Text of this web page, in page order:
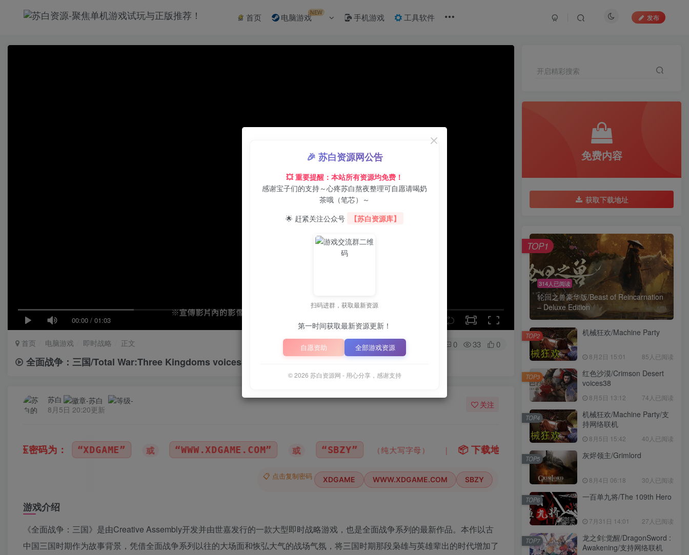
首页 电脑游戏NEW 手机游戏 工具软件 发布
00:00 / 01:03
首页 电脑游戏 即时战略 正文 0 33 0
全面战争：三国/Total War:Three Kingdoms voices38
苏白
8月5日 20:20更新
关注
“WWW.XDGAME.COM” 或 “SBZY” （纯大写字母） ｜ 📦下载地址空文件为 正在上传中 ，请稍后再查看 ~ ｜ 💡建议收藏本站，方便获取最
📋 点击复制密码 XDGAME WWW.XDGAME.COM SBZY
游戏介绍
《全面战争：三国》是由Creative Assembly开发并由世嘉发行的一款大型即时战略游戏，也是全面战争系列的最新作品。本作以古
中国三国时期作为故事背景，凭借全面战争系列以往的大场面和恢弘大气的战场气氛，将三国时期那段枭雄与英雄辈出的时代增加了
开启精彩搜索
免费内容
获取下载地址
314人已阅读
轮回之兽豪华版/Beast of Reincarnation
– Deluxe Edition
TOP1
机械狂欢/Machine Party
8月2日 15:01 85人已阅读
TOP2
红色沙漠/Crimson Desert
voices38
8月5日 13:12 74人已阅读
TOP3
机械狂欢/Machine Party/支
持网络联机
8月5日 15:42 40人已阅读
TOP4
灰烬领主/Grimlord
8月4日 06:18 30人已阅读
TOP5
一百单九将/The 109th Hero
7月31日 14:01 27人已阅读
TOP6
龙之剑:觉醒/DragonSword :
Awakening/支持网络联机
TOP7
🎉 苏白资源网公告
💥 重要提醒：本站所有资源均免费！
感谢宝子们的支持～心疼苏白熬夜整理可自愿请喝奶
茶哦（笔芯）～
🌟 赶紧关注公众号
【苏白资源库】
扫码进群，获取最新资源
第一时间获取最新资源更新！
自愿资助 全部游戏资源
© 2026 苏白资源网 - 用心分享，感谢支持